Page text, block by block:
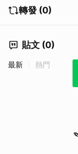
轉發 (0)
貼文 (0)
最新 熱門